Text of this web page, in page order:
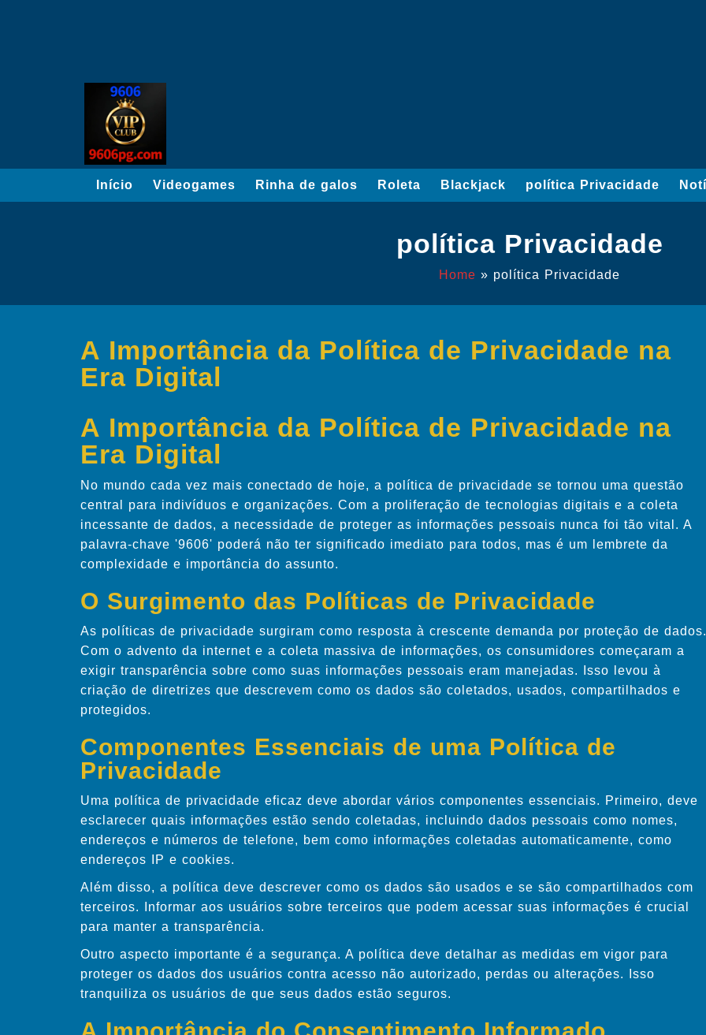
Início Videogames Rinha de galos Roleta Blackjack política Privacidade
política Privacidade
Home » política Privacidade
A Importância da Política de Privacidade na
Era Digital
A Importância da Política de Privacidade na
Era Digital
No mundo cada vez mais conectado de hoje, a política de privacidade se tornou uma questão
central para indivíduos e organizações. Com a proliferação de tecnologias digitais e a coleta
incessante de dados, a necessidade de proteger as informações pessoais nunca foi tão vital. A
palavra-chave '9606' poderá não ter significado imediato para todos, mas é um lembrete da
complexidade e importância do assunto.
O Surgimento das Políticas de Privacidade
As políticas de privacidade surgiram como resposta à crescente demanda por proteção de dados.
Com o advento da internet e a coleta massiva de informações, os consumidores começaram a
exigir transparência sobre como suas informações pessoais eram manejadas. Isso levou à
criação de diretrizes que descrevem como os dados são coletados, usados, compartilhados e
protegidos.
Componentes Essenciais de uma Política de
Privacidade
Uma política de privacidade eficaz deve abordar vários componentes essenciais. Primeiro, deve
esclarecer quais informações estão sendo coletadas, incluindo dados pessoais como nomes,
endereços e números de telefone, bem como informações coletadas automaticamente, como
endereços IP e cookies.
Além disso, a política deve descrever como os dados são usados e se são compartilhados com
terceiros. Informar aos usuários sobre terceiros que podem acessar suas informações é crucial
para manter a transparência.
Outro aspecto importante é a segurança. A política deve detalhar as medidas em vigor para
proteger os dados dos usuários contra acesso não autorizado, perdas ou alterações. Isso
tranquiliza os usuários de que seus dados estão seguros.